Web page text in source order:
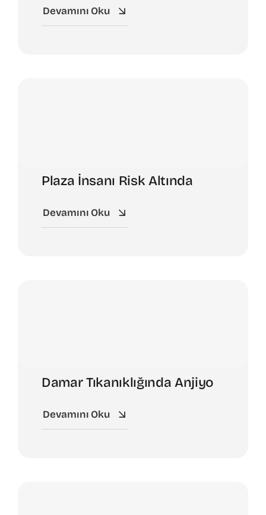
Devamını Oku
Plaza İnsanı Risk Altında
Devamını Oku
Damar Tıkanıklığında Anjiyo
Devamını Oku